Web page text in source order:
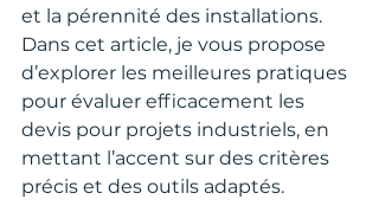
et la pérennité des installations.
Dans cet article, je vous propose
d’explorer les meilleures pratiques
pour évaluer efficacement les
devis pour projets industriels, en
mettant l’accent sur des critères
précis et des outils adaptés.